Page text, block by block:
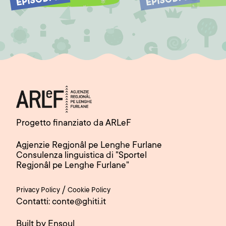
Progetto finanziato da ARLeF
Agjenzie Regjonâl pe Lenghe Furlane
Consulenza linguistica di "Sportel
Regjonâl pe Lenghe Furlane"
Privacy Policy / Cookie Policy
Contatti: conte@ghiti.it